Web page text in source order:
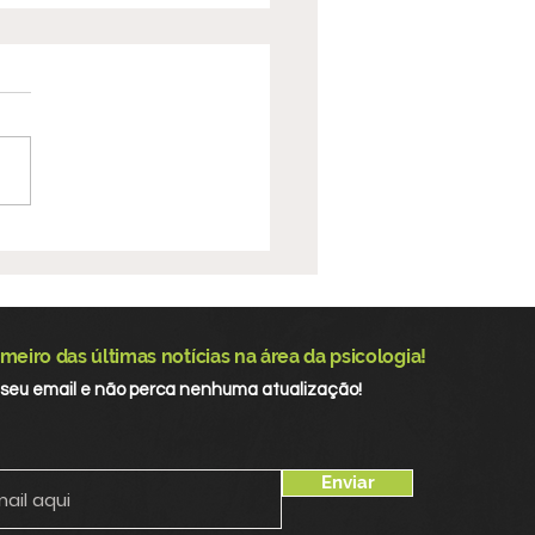
de Santarém e
atuação nos
de controle
das últimas notícias na área da psicologia!
email e não perca nenhuma atualização!
Enviar